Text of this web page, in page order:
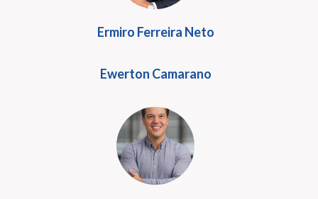
Ermiro Ferreira Neto
Ewerton Camarano